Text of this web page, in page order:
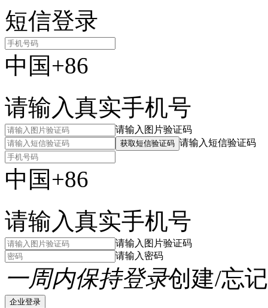
短信登录
中国+86
请输入真实手机号
请输入图片验证码
获取短信验证码 请输入短信验证码
中国+86
请输入真实手机号
请输入图片验证码
请输入密码
一周内保持登录创建/忘
企业登录